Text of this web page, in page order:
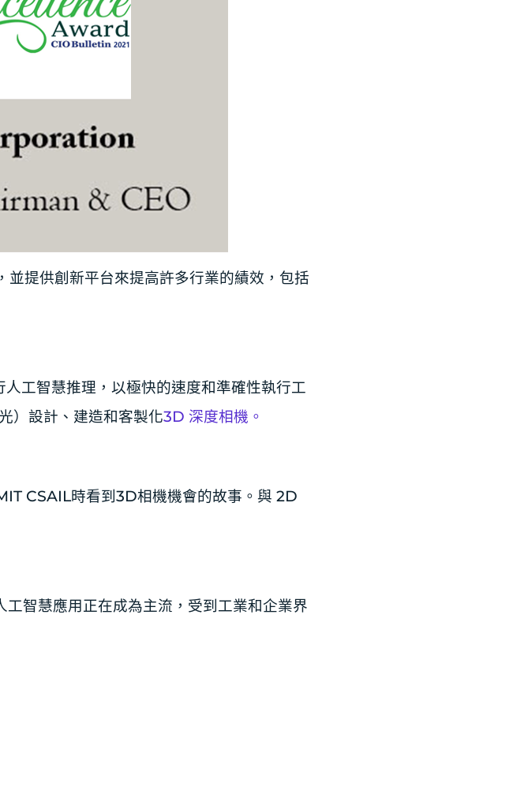
提供創新平台來提高許多行業的績效，包括
工智慧推理，以極快的速度和準確性執行工
）設計、建造和客製化3D 深度相機。
CSAIL時看到3D相機機會的故事。與 2D
工智慧應用正在成為主流，受到工業和企業界